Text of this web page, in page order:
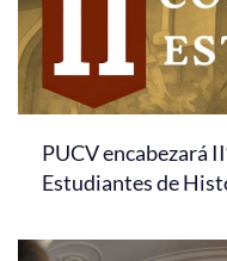
PUCV encabezará
Estudiantes de